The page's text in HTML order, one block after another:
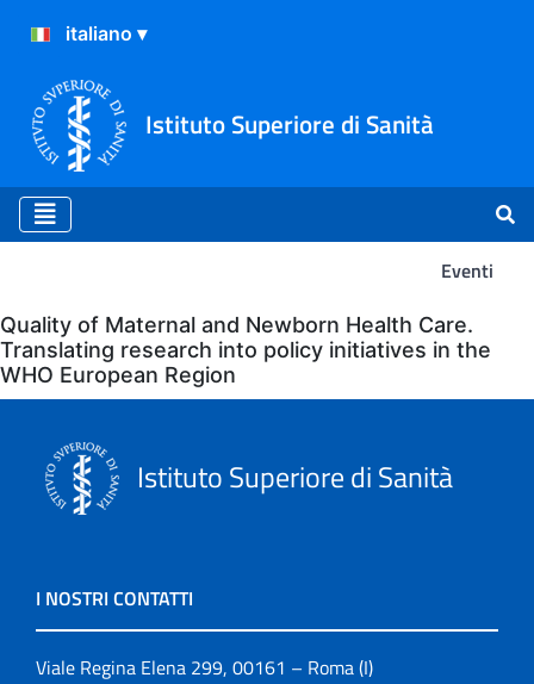
Istituto Superiore di Sanità
Eventi
Eventi
Quality of Maternal and Newborn Health Care.
Translating research into policy initiatives in the
WHO European Region
Istituto Superiore di Sanità
I NOSTRI CONTATTI
Viale Regina Elena 299, 00161 – Roma (I)